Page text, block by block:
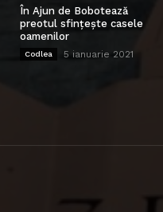
În Ajun de Bobotează
preotul sfințește casele
oamenilor
Codlea 5 ianuarie 2021